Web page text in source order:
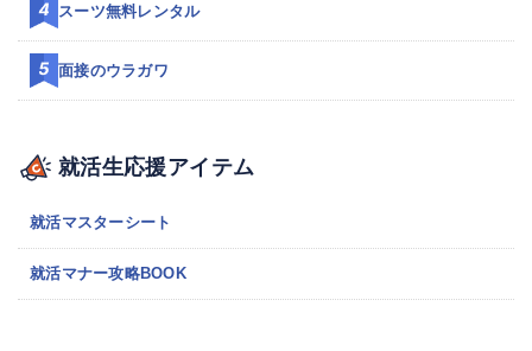
スーツ無料レンタル
面接のウラガワ
就活生応援アイテム
就活マスターシート
就活マナー攻略BOOK